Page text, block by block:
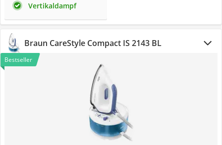
Vertikaldampf
Braun CareStyle Compact IS 2143 BL
Bestseller